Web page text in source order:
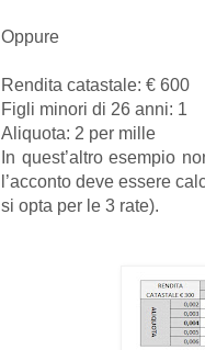
Oppure
Rendita catastale: € 600
Figli minori di 26 anni: 1
Aliquota: 2 per mille
In quest’altro esempio
l’acconto deve essere
si opta per le 3 rate).